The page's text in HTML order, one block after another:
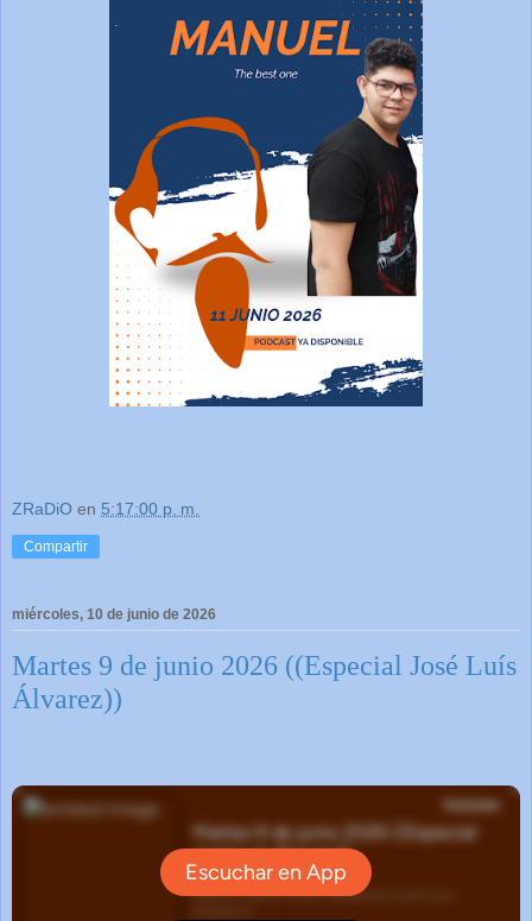
ZRaDiO en 5:17:00 p. m.
Compartir
miércoles, 10 de junio de 2026
Martes 9 de junio 2026 ((Especial José Luís
Álvarez))